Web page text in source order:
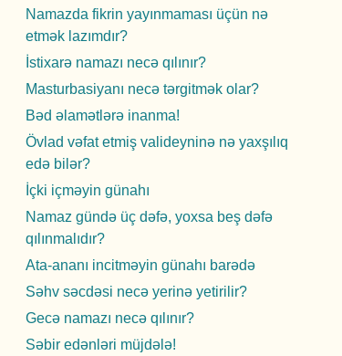
Namazda fikrin yayınmaması üçün nə
etmək lazımdır?
İstixarə namazı necə qılınır?
Masturbasiyanı necə tərgitmək olar?
Bəd əlamətlərə inanma!
Övlad vəfat etmiş valideyninə nə yaxşılıq
edə bilər?
İçki içməyin günahı
Namaz gündə üç dəfə, yoxsa beş dəfə
qılınmalıdır?
Ata-ananı incitməyin günahı barədə
Səhv səcdəsi necə yerinə yetirilir?
Gecə namazı necə qılınır?
Səbir edənləri müjdələ!